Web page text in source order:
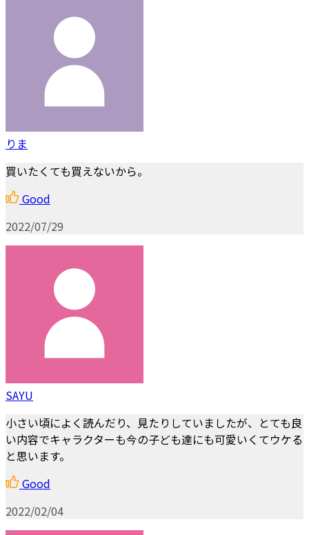
りま
買いたくても買えないから。
Good
2022/07/29
SAYU
小さい頃によく読んだり、見たりしていましたが、とても良
い内容でキャラクターも今の子ども達にも可愛いくてウケる
と思います。
Good
2022/02/04